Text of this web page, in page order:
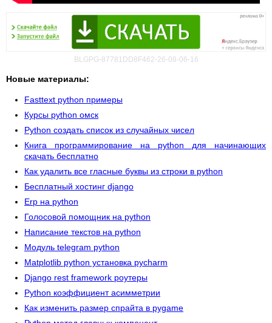
BLGPG-87781DD8F462-26-08-06-16
Новые материалы:
Fasttext python примеры
Курсы python омск
Python создать список из случайных чисел
Книга программирование на python для начинающих
скачать бесплатно
Как удалить все гласные буквы из строки в python
Бесплатный хостинг django
Erp на python
Голосовой помощник на python
Написание текстов на python
Модуль telegram python
Matplotlib python установка pycharm
Django rest framework роутеры
Python коэффициент асимметрии
Как изменить размер спрайта в pygame